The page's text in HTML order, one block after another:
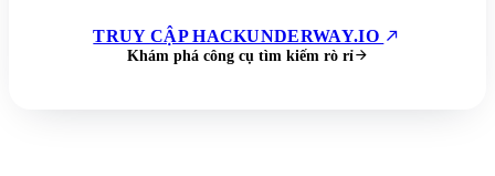
TRUY CẬP HACKUNDERWAY.IO
Khám phá công cụ tìm kiếm rò rỉ